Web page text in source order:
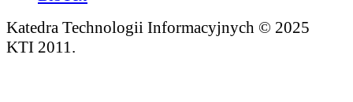
Katedra Technologii Informacyjnych © 2025
KTI 2011.